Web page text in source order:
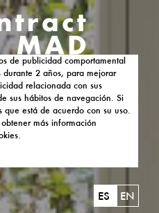
de publicidad comportamental
2 años, para mejorar
relacionada con sus
sus hábitos de navegación. Si
está de acuerdo con su uso.
más información
ES EN